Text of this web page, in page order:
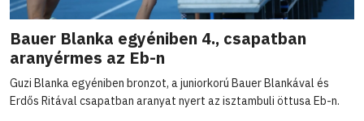
Bauer Blanka egyéniben 4., csapatban
aranyérmes az Eb-n
Guzi Blanka egyéniben bronzot, a juniorkorú Bauer Blankával és
Erdős Ritával csapatban aranyat nyert az isztambuli öttusa Eb-n.